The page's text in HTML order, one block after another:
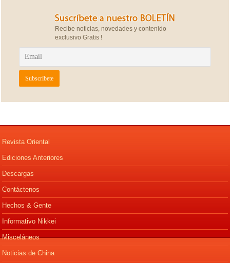
Recibe noticias, novedades y contenido
exclusivo Gratis !
Revista Oriental
Ediciones Anteriores
Descargas
Contáctenos
Hechos & Gente
Informativo Nikkei
Misceláneos
Noticias de China